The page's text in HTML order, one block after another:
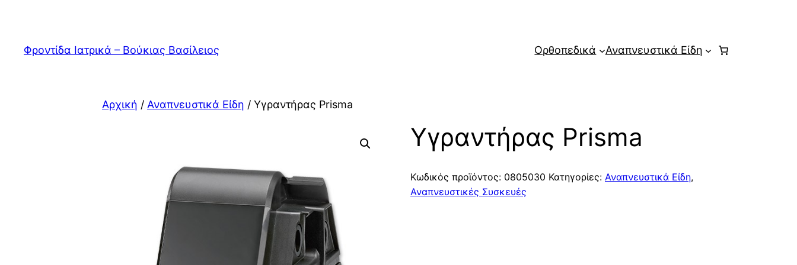
περιεχόμενο
Φροντίδα Ιατρικά – Βούκιας Βασίλειος Ορθοπεδικά Αναπνευστικά Είδη
Αρχική / Αναπνευστικά Είδη / Υγραντήρας Prisma
Υγραντήρας Prisma
Κωδικός προϊόντος: 0805030 Κατηγορίες: Αναπνευστικά Είδη,
Αναπνευστικές Συσκευές